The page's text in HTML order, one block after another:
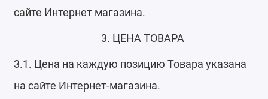
сайте Интернет магазина.
3. ЦЕНА ТОВАРА
3.1. Цена на каждую позицию Товара указана
на сайте Интернет-магазина.